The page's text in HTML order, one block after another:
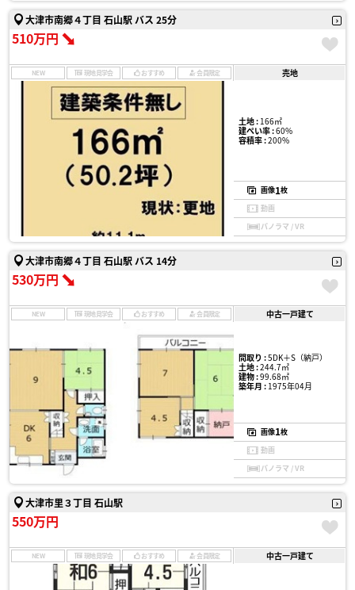
大津市南郷４丁目 石山駅 バス 25分
510万円
NEW 現地見学会 おすすめ 会員限定 売地
土地 :166㎡
建ぺい率 :60%
容積率 :200%
画像1枚
動画
パノラマ / VR
大津市南郷４丁目 石山駅 バス 14分
530万円
NEW 現地見学会 おすすめ 会員限定 中古一戸建て
間取り :5DK＋S（納戸）
土地 :244.7㎡
建物 :99.68㎡
築年月 :1975年04月
画像1枚
動画
パノラマ / VR
大津市里３丁目 石山駅
550万円
NEW 現地見学会 おすすめ 会員限定 中古一戸建て